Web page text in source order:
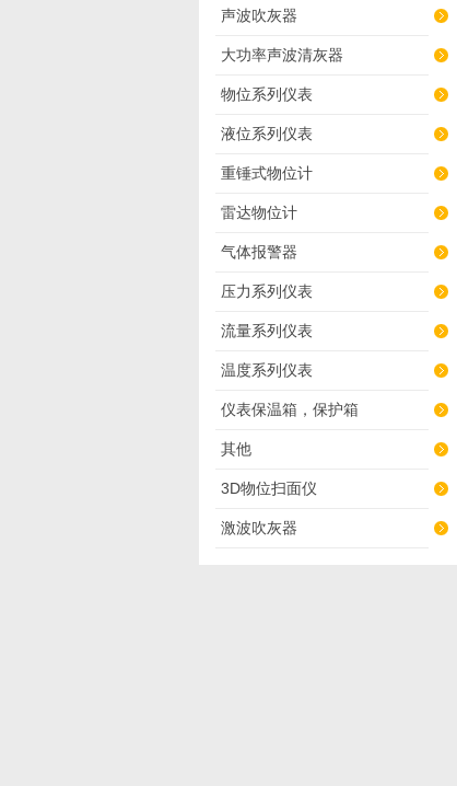
声波吹灰器
大功率声波清灰器
物位系列仪表
液位系列仪表
重锤式物位计
雷达物位计
气体报警器
压力系列仪表
流量系列仪表
温度系列仪表
仪表保温箱，保护箱
其他
3D物位扫面仪
激波吹灰器